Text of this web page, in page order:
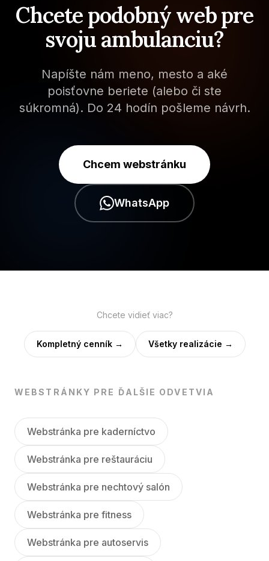
Chcete podobný web pre
svoju ambulanciu?
Napíšte nám meno, mesto a aké
poisťovne beriete (alebo či ste
súkromná). Do 24 hodín pošleme návrh.
Chcem webstránku
WhatsApp
Chcete vidieť viac?
Kompletný cenník → Všetky realizácie →
WEBSTRÁNKY PRE ĎALŠIE ODVETVIA
Webstránka pre kaderníctvo
Webstránka pre reštauráciu
Webstránka pre nechtový salón
Webstránka pre fitness
Webstránka pre autoservis